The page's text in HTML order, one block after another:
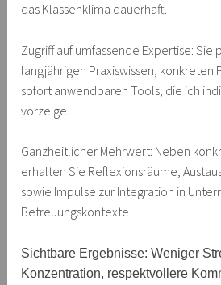
das Klassenklima dauerhaft.
Zugriff auf umfassende Expertise:
langjährigen Praxiswissen, konkreten
sofort anwendbaren Tools, die ich
vorzeige.
Ganzheitlicher Mehrwert: Neben
erhalten Sie Reflexionsräume,
sowie Impulse zur Integration in
Betreuungskontexte.
Sichtbare Ergebnisse: Weniger
Konzentration, respektvollere